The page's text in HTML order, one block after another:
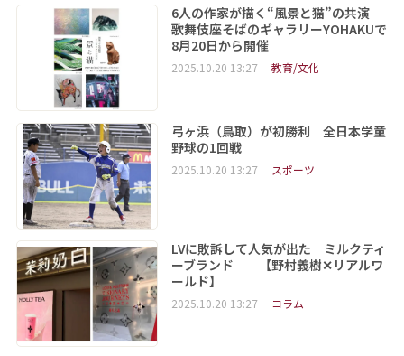
6人の作家が描く“風景と猫”の共演
歌舞伎座そばのギャラリーYOHAKUで
8月20日から開催
2025.10.20 13:27 教育/文化
弓ヶ浜（鳥取）が初勝利 全日本学童
野球の1回戦
2025.10.20 13:27 スポーツ
LVに敗訴して人気が出た ミルクティ
ーブランド 【野村義樹✕リアルワ
ールド】
2025.10.20 13:27 コラム